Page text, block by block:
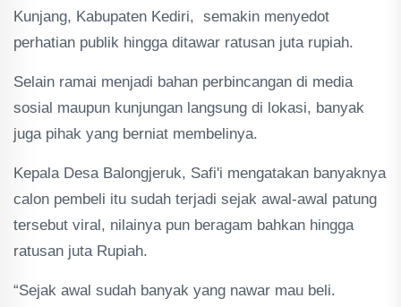
Kunjang, Kabupaten Kediri, semakin menyedot
perhatian publik hingga ditawar ratusan juta rupiah.
Selain ramai menjadi bahan perbincangan di media
sosial maupun kunjungan langsung di lokasi, banyak
juga pihak yang berniat membelinya.
Kepala Desa Balongjeruk, Safi'i mengatakan banyaknya
calon pembeli itu sudah terjadi sejak awal-awal patung
tersebut viral, nilainya pun beragam bahkan hingga
ratusan juta Rupiah.
“Sejak awal sudah banyak yang nawar mau beli.